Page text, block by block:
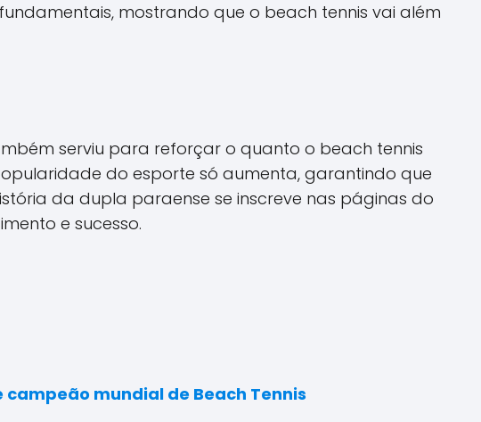
mostrando que o beach tennis vai além
serviu para reforçar o quanto o beach tennis
do esporte só aumenta, garantindo que
da dupla paraense se inscreve nas páginas do
e sucesso.
mundial de Beach Tennis